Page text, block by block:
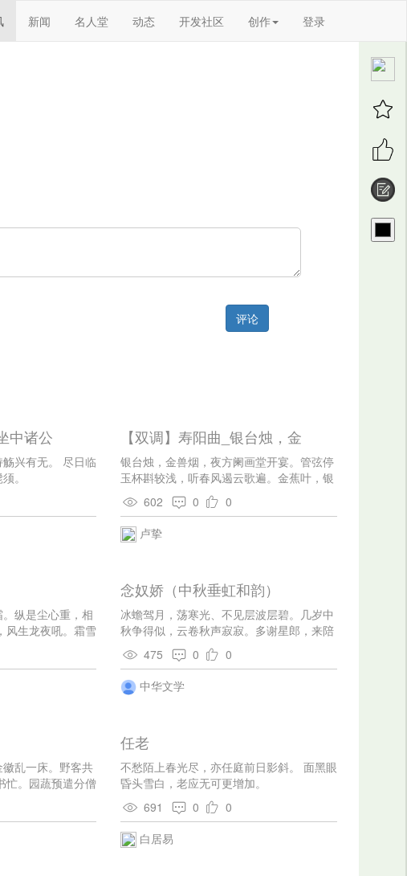
新闻 名人堂 动态 开发社区 创作 登录
评论
中诸公
兴有无。 尽日临
。
【双调】寿阳曲_银台烛，金
银台烛，金兽烟，夜方阑画堂开宴。管弦停
玉杯斟较浅，听春风遏云歌遍。金蕉叶，银
萼花，卷长江酒杯低亚。醉书生且休扶上
马，听春风玉箫吹罢。诗难咏，画怎描，欠
渔翁玉蓑独钓。低唱浅斟金帐晓，胜烹茶党
家风调。攒江酒，味转佳，刻春宵古今无
割舍！画船儿载将春去也，空留下半江明
月。夜忆窗间月，檐外铁，这凄凉对谁分
说？剔银灯欲将心事写，长吁气把灯吹灭！
灯将残，人睡也，空留得半窗明月。孤眠心
硬熬浑似铁，这凄凉怎捱今夜？灯将灭，人
睡些，照离愁半窗残月。多情直恁的心似
铁，辜负了好天良夜。灯下词，寄与伊，都
602 0
0
卢挚
纵是尘心重，相
风生龙夜吼。霜雪
干寒如玉，风枝响
中心。 叶落根偏
发，清夜伴松
寒。虚窗人静
念奴娇（中秋垂虹和韵）
冰蟾驾月，荡寒光、不见层波层碧。几岁中
秋争得似，云卷秋声寂寂。多谢星郎，来陪
贤令，快赏鳌峰极。广寒宫近，素娥不靳余
力。 夜久露落琼浆，神京归路，有云翘前
迹。当日仙人曾驭气，只学神交龟息。今夜
清尊，一齐分付，稳是乘槎客。天津重到，
475 0
0
中华文学
乱一床。野客共
忙。园蔬预遣分僧
限高情好风月，不
任老
不愁陌上春光尽，亦任庭前日影斜。 面黑眼
昏头雪白，老应无可更增加。
691
0
0
白居易